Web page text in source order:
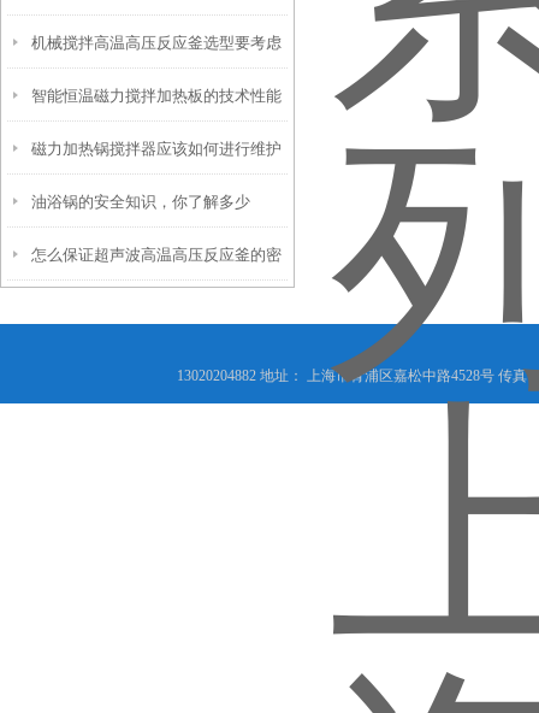
术亮点
机械搅拌高温高压反应釜选型要考虑
哪些事项？
智能恒温磁力搅拌加热板的技术性能
指标
磁力加热锅搅拌器应该如何进行维护
保养
油浴锅的安全知识，你了解多少
怎么保证超声波高温高压反应釜的密
13020204882 地址： 上海市青浦区嘉松中路4528号 传真